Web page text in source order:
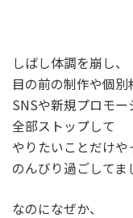
しばし体調を崩し、
目の前の制作や個別
SNSや新規プロモー
全部ストップして
やりたいことだけや
のんびり過ごして
なのになぜか、